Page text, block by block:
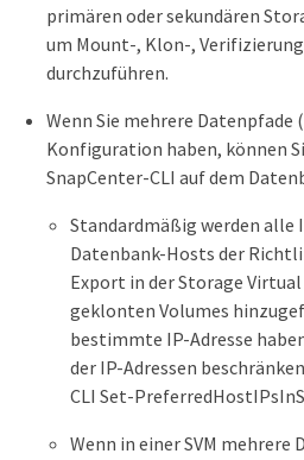
primären oder sekundären
um Mount-, Klon-,
durchzuführen.
Wenn Sie mehrere Datenpfade
Konfiguration haben, können
SnapCenter-CLI auf dem
Standardmäßig werden alle
Datenbank-Hosts der
Export in der Storage Virtual
geklonten Volumes
bestimmte IP-Adresse
der IP-Adressen
CLI Set-
Wenn in einer SVM mehrere